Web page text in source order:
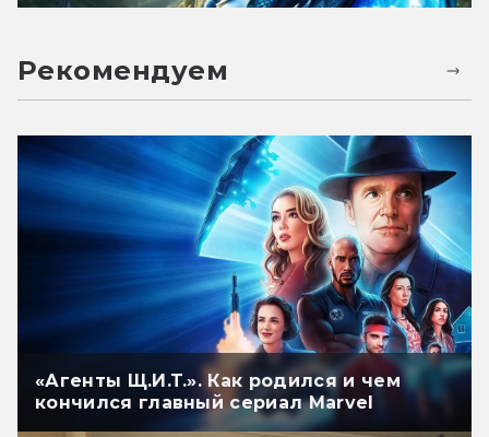
Рекомендуем
«Агенты Щ.И.Т.». Как родился и чем
кончился главный сериал Marvel